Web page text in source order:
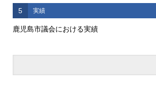
5 実績
鹿児島市議会における実績